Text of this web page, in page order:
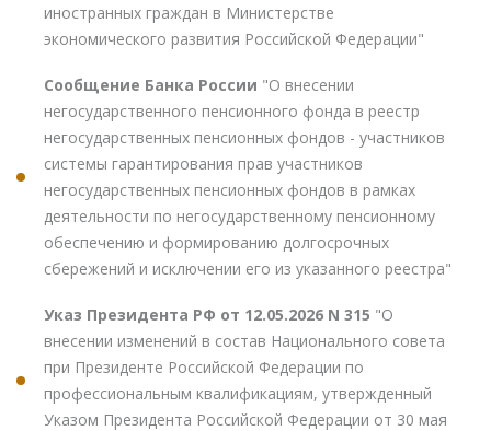
иностранных граждан в Министерстве
экономического развития Российской Федерации"
Сообщение Банка России "О внесении
негосударственного пенсионного фонда в реестр
негосударственных пенсионных фондов - участников
системы гарантирования прав участников
негосударственных пенсионных фондов в рамках
деятельности по негосударственному пенсионному
обеспечению и формированию долгосрочных
сбережений и исключении его из указанного реестра"
Указ Президента РФ от 12.05.2026 N 315 "О
внесении изменений в состав Национального совета
при Президенте Российской Федерации по
профессиональным квалификациям, утвержденный
Указом Президента Российской Федерации от 30 мая